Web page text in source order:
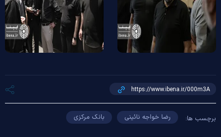
برچسب ها: رضا خواجه نائینی بانک مرکزی